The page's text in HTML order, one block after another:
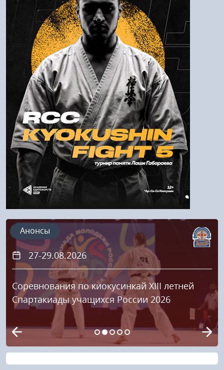
Пароль
Войти
Напомнить пароль
Регистрация
27-29.08.2026
Соревнования по киокусинкай XIII летней
Спартакиады учащихся России 2026
Анонсы